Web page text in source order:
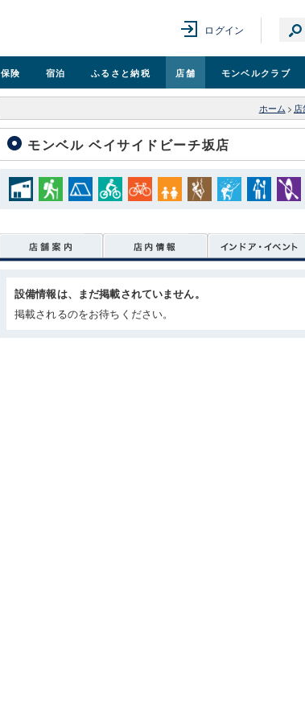
ログイン
保険 宿泊 ふるさと納税 店舗 モンベルクラブ
ホーム > 店
モンベル ベイサイドビーチ坂店
設備情報は、まだ掲載されていません。
掲載されるのをお待ちください。